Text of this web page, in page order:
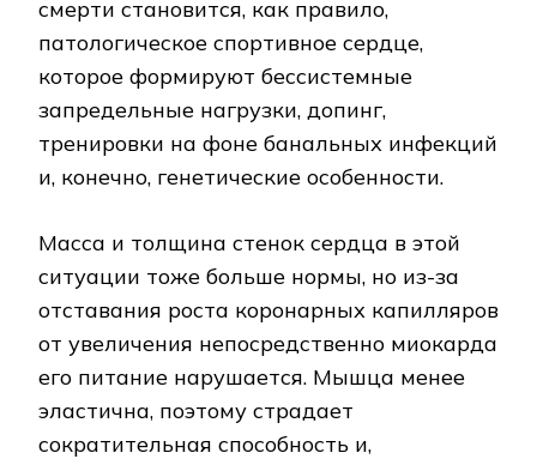
смерти становится, как правило,
патологическое спортивное сердце,
которое формируют бессистемные
запредельные нагрузки, допинг,
тренировки на фоне банальных инфекций
и, конечно, генетические особенности.
Масса и толщина стенок сердца в этой
ситуации тоже больше нормы, но из-за
отставания роста коронарных капилляров
от увеличения непосредственно миокарда
его питание нарушается. Мышца менее
эластична, поэтому страдает
сократительная способность и,